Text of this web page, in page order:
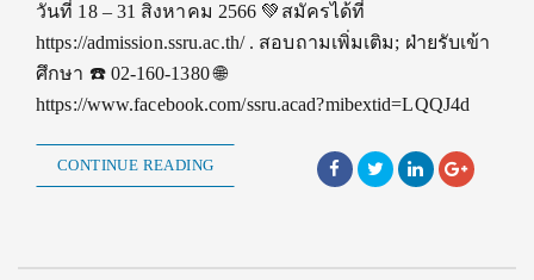
วันที่ 18 – 31 สิงหาคม 2566 💚สมัครได้ที่
https://admission.ssru.ac.th/ . สอบถามเพิ่มเติม; ฝ่ายรับเข้า
ศึกษา ☎️ 02-160-1380 🌐
https://www.facebook.com/ssru.acad?mibextid=LQQJ4d
CONTINUE READING